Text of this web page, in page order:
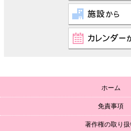
ホーム
免責事項
著作権の取り